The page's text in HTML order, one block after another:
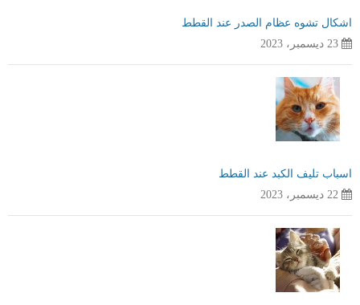
اشكال تشوه عظام الصدر عند القطط
23 ديسمبر، 2023
اسباب تليف الكبد عند القطط
22 ديسمبر، 2023